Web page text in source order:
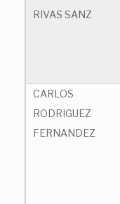
RIVAS SANZ
CARLOS
RODRIGUEZ
FERNANDEZ